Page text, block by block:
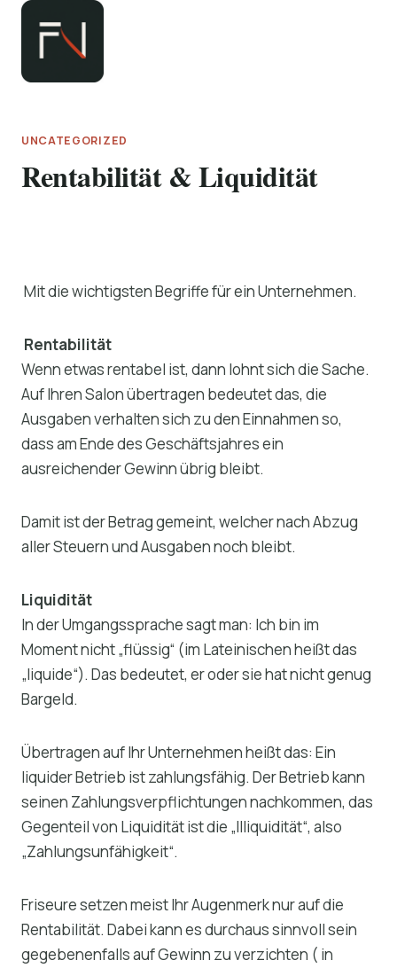
Zum
springen
UNCATEGORIZED
Rentabilität & Liquidität
Mit die wichtigsten Begriffe für ein Unternehmen.
Rentabilität
Wenn etwas rentabel ist, dann lohnt sich die Sache.
Auf Ihren Salon übertragen bedeutet das, die
Ausgaben verhalten sich zu den Einnahmen so,
dass am Ende des Geschäftsjahres ein
ausreichender Gewinn übrig bleibt.
Damit ist der Betrag gemeint, welcher nach Abzug
aller Steuern und Ausgaben noch bleibt.
Liquidität
In der Umgangssprache sagt man: Ich bin im
Moment nicht „flüssig“ (im Lateinischen heißt das
„liquide“). Das bedeutet, er oder sie hat nicht genug
Bargeld.
Übertragen auf Ihr Unternehmen heißt das: Ein
liquider Betrieb ist zahlungsfähig. Der Betrieb kann
seinen Zahlungsverpflichtungen nachkommen, das
Gegenteil von Liquidität ist die „Illiquidität“, also
„Zahlungsunfähigkeit“.
Friseure setzen meist Ihr Augenmerk nur auf die
Rentabilität. Dabei kann es durchaus sinnvoll sein
gegebenenfalls auf Gewinn zu verzichten ( in